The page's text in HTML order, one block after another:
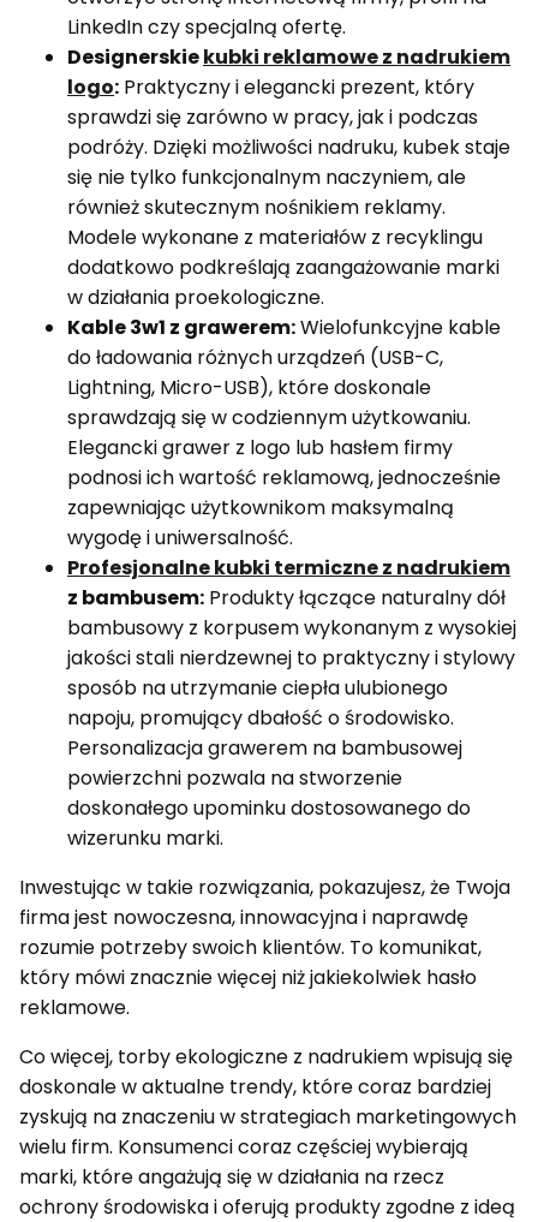
LinkedIn czy specjalną ofertę.
Designerskiekubki reklamowe z nadrukiem
logo: Praktyczny i elegancki prezent, który
sprawdzi się zarówno w pracy, jak i podczas
podróży. Dzięki możliwości nadruku, kubek staje
się nie tylko funkcjonalnym naczyniem, ale
również skutecznym nośnikiem reklamy.
Modele wykonane z materiałów z recyklingu
dodatkowo podkreślają zaangażowanie marki
w działania proekologiczne.
Kable 3w1 z grawerem:Wielofunkcyjne kable
do ładowania różnych urządzeń (USB-C,
Lightning, Micro-USB), które doskonale
sprawdzają się w codziennym użytkowaniu.
Elegancki grawer z logo lub hasłem firmy
podnosi ich wartość reklamową, jednocześnie
zapewniając użytkownikom maksymalną
wygodę i uniwersalność.
Profesjonalne kubki termiczne z nadrukiem
z bambusem: Produkty łączące naturalny dół
bambusowy z korpusem wykonanym z wysokiej
jakości stali nierdzewnej to praktyczny i stylowy
sposób na utrzymanie ciepła ulubionego
napoju, promujący dbałość o środowisko.
Personalizacja grawerem na bambusowej
powierzchni pozwala na stworzenie
doskonałego upominku dostosowanego do
wizerunku marki.
Inwestując w takie rozwiązania, pokazujesz, że Twoja
firma jest nowoczesna, innowacyjna i naprawdę
rozumie potrzeby swoich klientów. To komunikat,
który mówi znacznie więcej niż jakiekolwiek hasło
reklamowe.
Co więcej, torby ekologiczne z nadrukiem wpisują się
doskonale w aktualne trendy, które coraz bardziej
zyskują na znaczeniu w strategiach marketingowych
wielu firm. Konsumenci coraz częściej wybierają
marki, które angażują się w działania na rzecz
ochrony środowiska i oferują produkty zgodne z ideą